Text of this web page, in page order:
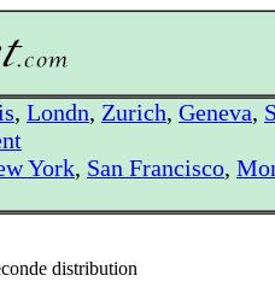
, Londn, Zurich, Geneva,
York, San Francisco,
distribution